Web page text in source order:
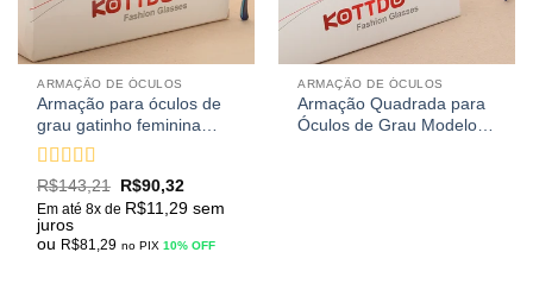
ARMAÇÃO DE ÓCULOS
Armação para óculos de
grau gatinho feminina
design vintage com
quadro resistente
Avaliação
4.88de 5
R$143,21 R$90,32
Em até 8x de R$11,29 sem
juros
ou R$81,29 no PIX10% OFF
ARMAÇÃO DE ÓCULOS
Armação Quadrada para
Óculos de Grau Modelo